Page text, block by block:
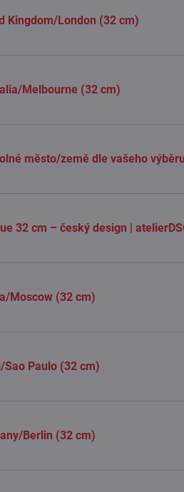
Kingdom/London (32 cm)
Melbourne (32 cm)
město/země dle vašeho výběru
32 cm – český design |
Moscow (32 cm)
Paulo (32 cm)
Berlin (32 cm)